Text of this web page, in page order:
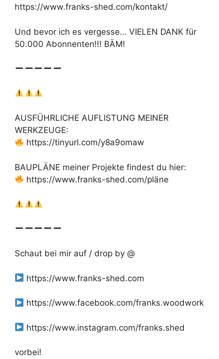
https://www.franks-shed.com/kontakt/
Und bevor ich es vergesse… VIELEN DANK für
50.000 Abonnenten!!! BÄM!
AUSFÜHRLICHE AUFLISTUNG MEINER
WERKZEUGE:
https://tinyurl.com/y8a9omaw
BAUPLÄNE meiner Projekte findest du hier:
https://www.franks-shed.com/pläne
Schaut bei mir auf / drop by @
https://www.franks-shed.com
https://www.facebook.com/franks.woodwork
https://www.instagram.com/franks.shed
vorbei!